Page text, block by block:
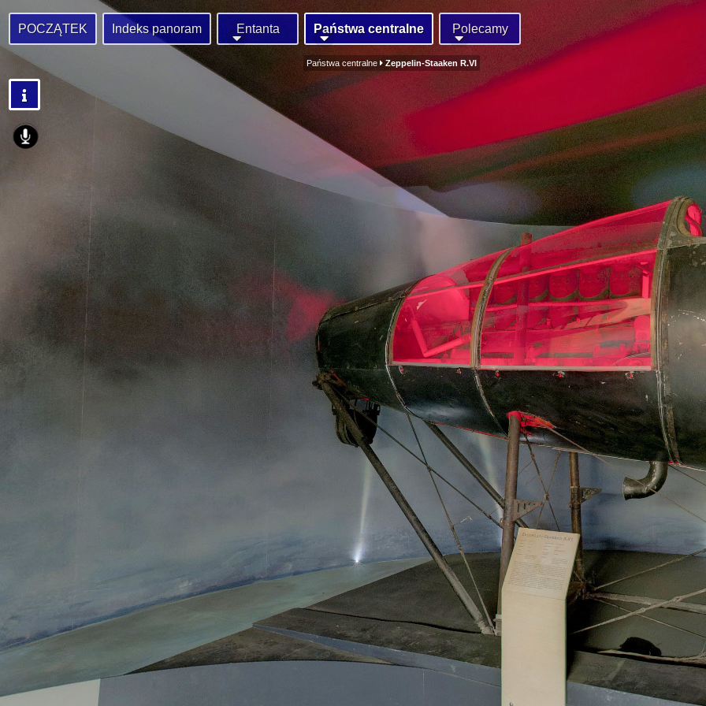
https://skrzydlawielkiejwojny.wkraj.pl
Mapa serwisu
POCZĄTEK Indeks panoram Entanta Państwa centralne Polecamy
Państwa centralne Zeppelin-Staaken R.VI